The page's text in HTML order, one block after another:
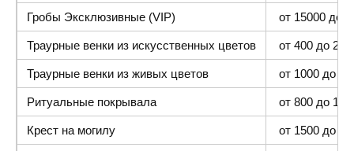
Гробы Эксклюзивные (VIP) от 15000 до
Траурные венки из искусственных цветов от 400 до
Траурные венки из живых цветов от 1000 до
Ритуальные покрывала от 800 до
Крест на могилу от 1500 до